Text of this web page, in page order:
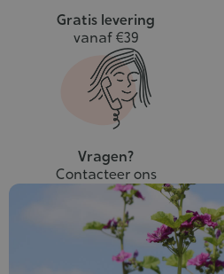
Gratis levering
vanaf €39
Vragen?
Contacteer ons